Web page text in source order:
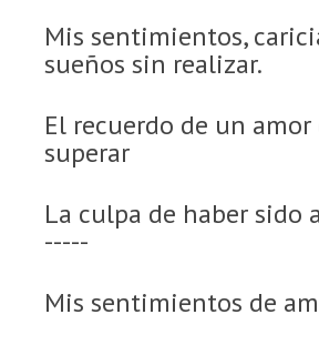
Mis sentimientos,
sueños sin realizar.
El recuerdo de un
superar
La culpa de haber sido
-----
Mis sentimientos de